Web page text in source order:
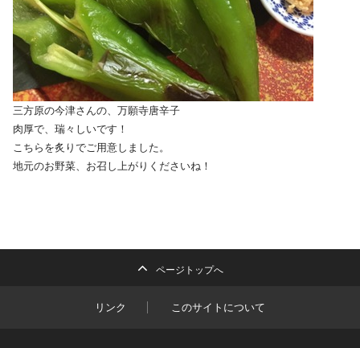
三方原の今津さんの、万願寺唐辛子
肉厚で、瑞々しいです！
こちらを炙りでご用意しました。
地元のお野菜、お召し上がりくださいね！
ページトップへ
リンク このサイトについて